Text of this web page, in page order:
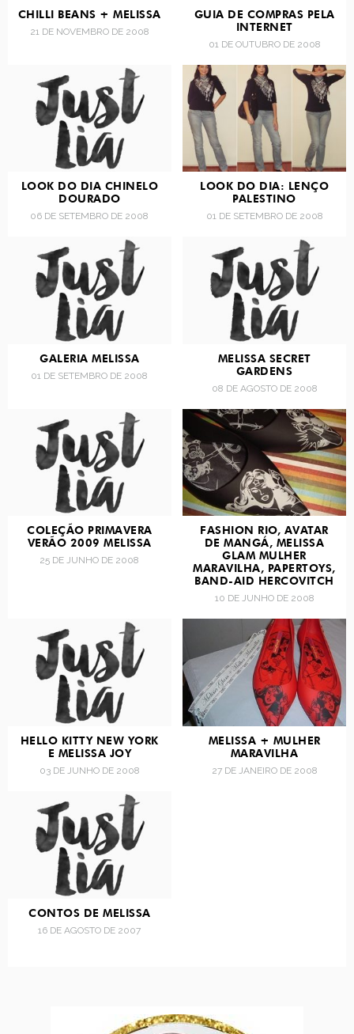
CHILLI BEANS + MELISSA
21 DE NOVEMBRO DE 2008
GUIA DE COMPRAS PELA
INTERNET
01 DE OUTUBRO DE 2008
LOOK DO DIA CHINELO
DOURADO
06 DE SETEMBRO DE 2008
LOOK DO DIA: LENÇO
PALESTINO
01 DE SETEMBRO DE 2008
GALERIA MELISSA
01 DE SETEMBRO DE 2008
MELISSA SECRET
GARDENS
08 DE AGOSTO DE 2008
COLEÇÃO PRIMAVERA
VERÃO 2009 MELISSA
25 DE JUNHO DE 2008
FASHION RIO, AVATAR
DE MANGÁ, MELISSA
GLAM MULHER
MARAVILHA, PAPERTOYS,
BAND-AID HERCOVITCH
10 DE JUNHO DE 2008
HELLO KITTY NEW YORK
E MELISSA JOY
03 DE JUNHO DE 2008
MELISSA + MULHER
MARAVILHA
27 DE JANEIRO DE 2008
CONTOS DE MELISSA
16 DE AGOSTO DE 2007